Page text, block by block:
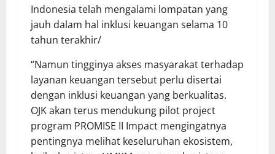
Indonesia telah mengalami lompatan yang
jauh dalam hal inklusi keuangan selama 10
tahun terakhir/
“Namun tingginya akses masyarakat terhadap
layanan keuangan tersebut perlu disertai
dengan inklusi keuangan yang berkualitas.
OJK akan terus mendukung pilot project
program PROMISE II Impact mengingatnya
pentingnya melihat keseluruhan ekosistem,